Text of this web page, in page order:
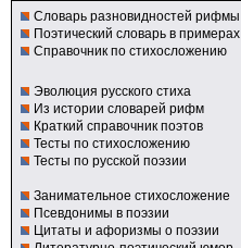
Словарь разновидностей рифмы
Поэтический словарь в примерах
Справочник по стихосложению
Эволюция русского стиха
Из истории словарей рифм
Краткий справочник поэтов
Тесты по стихосложению
Тесты по русской поэзии
Занимательное стихосложение
Псевдонимы в поэзии
Цитаты и афоризмы о поэзии